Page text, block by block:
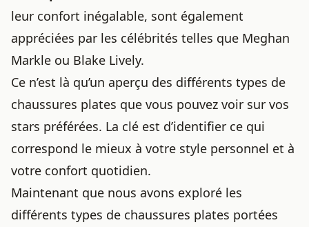
leur confort inégalable, sont également
appréciées par les célébrités telles que Meghan
Markle ou Blake Lively.
Ce n’est là qu’un aperçu des différents types de
chaussures plates que vous pouvez voir sur vos
stars préférées. La clé est d’identifier ce qui
correspond le mieux à votre style personnel et à
votre confort quotidien.
Maintenant que nous avons exploré les
différents types de chaussures plates portées